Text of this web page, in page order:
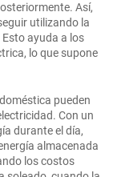
Así,
utilizando la
ayuda a los
lo que supone
pueden
Con un
durante el día,
almacenada
los costos